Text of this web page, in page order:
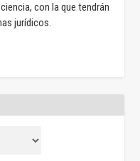
con la que tendrán
jurídicos.